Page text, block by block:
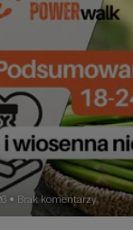
● Brak komentarzy